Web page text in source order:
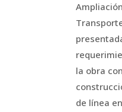
la obra
de línea